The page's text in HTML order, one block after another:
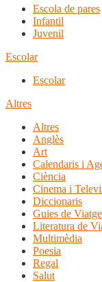
Escola de pares
Infantil
Juvenil
Escolar
Escolar
Altres
Altres
Anglès
Art
Calendaris i
Ciència
Cinema i
Diccionaris
Guies de Viatge
Literatura de
Multimèdia
Poesia
Regal
Salut